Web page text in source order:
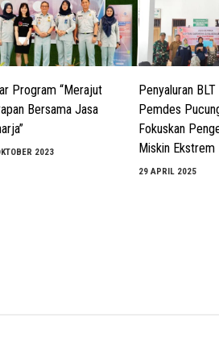
Program “Merajut
Bersama Jasa
2023
Penyaluran
Pemdes
Fokuskan
Miskin Ekstrem
29 APRIL 2025